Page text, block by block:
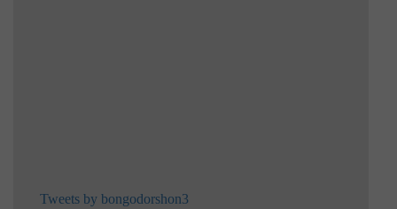
Tweets by bongodorshon3